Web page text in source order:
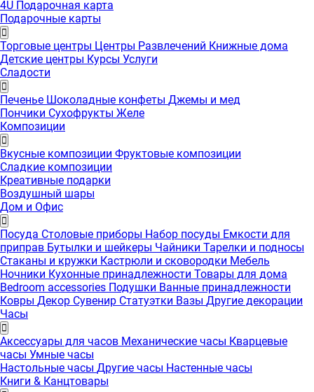
4U Подарочная карта
Подарочные карты
Торговые центры Центры Развлечений Книжные дома
Детские центры Курсы Услуги
Сладости
Печенье Шоколадные конфеты Джемы и мед
Пончики Сухофрукты Желе
Композиции
Вкусные композиции Фруктовые композиции
Сладкие композиции
Креативные подарки
Воздушный шары
Дом и Офис
Посуда Столовые приборы Набор посуды Емкости для
приправ Бутылки и шейкеры Чайники Тарелки и подносы
Стаканы и кружки Кастрюли и сковородки Мебель
Ночники Кухонные принадлежности Товары для дома
Bedroom accessories Подушки Ванные принадлежности
Ковры Декор Сувенир Статуэтки Вазы Другие декорации
Часы
Аксессуары для часов Механические часы Кварцевые
часы Умные часы
Настольные часы Другие часы Настенные часы
Книги & Канцтовары